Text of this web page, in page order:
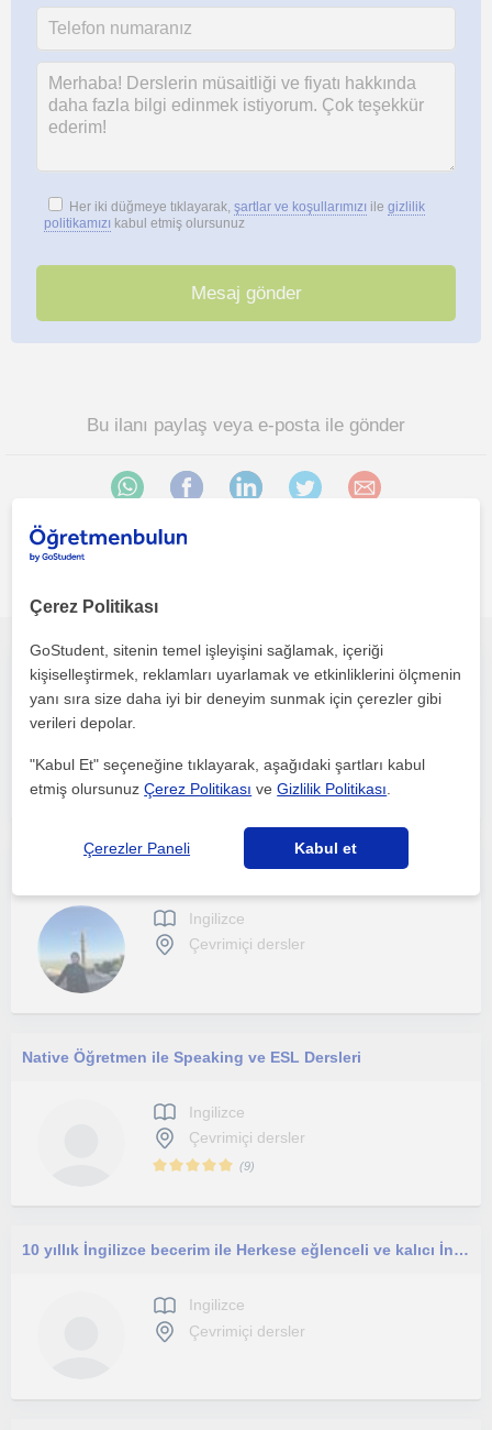
Her iki düğmeye tıklayarak, şartlar ve koşullarımızı ile gizlilik
politikamızı kabul etmiş olursunuz
Bu ilanı paylaş veya e-posta ile gönder
İngilizceyi anlaşılır, keyifli ve kişiye özel yöntemlerle birlikte öğrenelim.
İlkokul ve ortaokul öğrencilerine hem günlük hem sınava
Ingilizce
Çevrimiçi dersler
Native Öğretmen ile Speaking ve ESL Dersleri
Ingilizce
Çevrimiçi dersler
(9)
10 yıllık İngilizce becerim ile Herkese eğlenceli ve kalıcı İngilizce öğretmek istiyorum
Ingilizce
Çevrimiçi dersler
Çerez Politikası
GoStudent, sitenin temel işleyişini sağlamak, içeriği
kişiselleştirmek, reklamları uyarlamak ve etkinliklerini ölçmenin
yanı sıra size daha iyi bir deneyim sunmak için çerezler gibi
verileri depolar.
"Kabul Et" seçeneğine tıklayarak, aşağıdaki şartları kabul
etmiş olursunuzÇerez Politikası veGizlilik Politikası
Çerezler Paneli Kabul et